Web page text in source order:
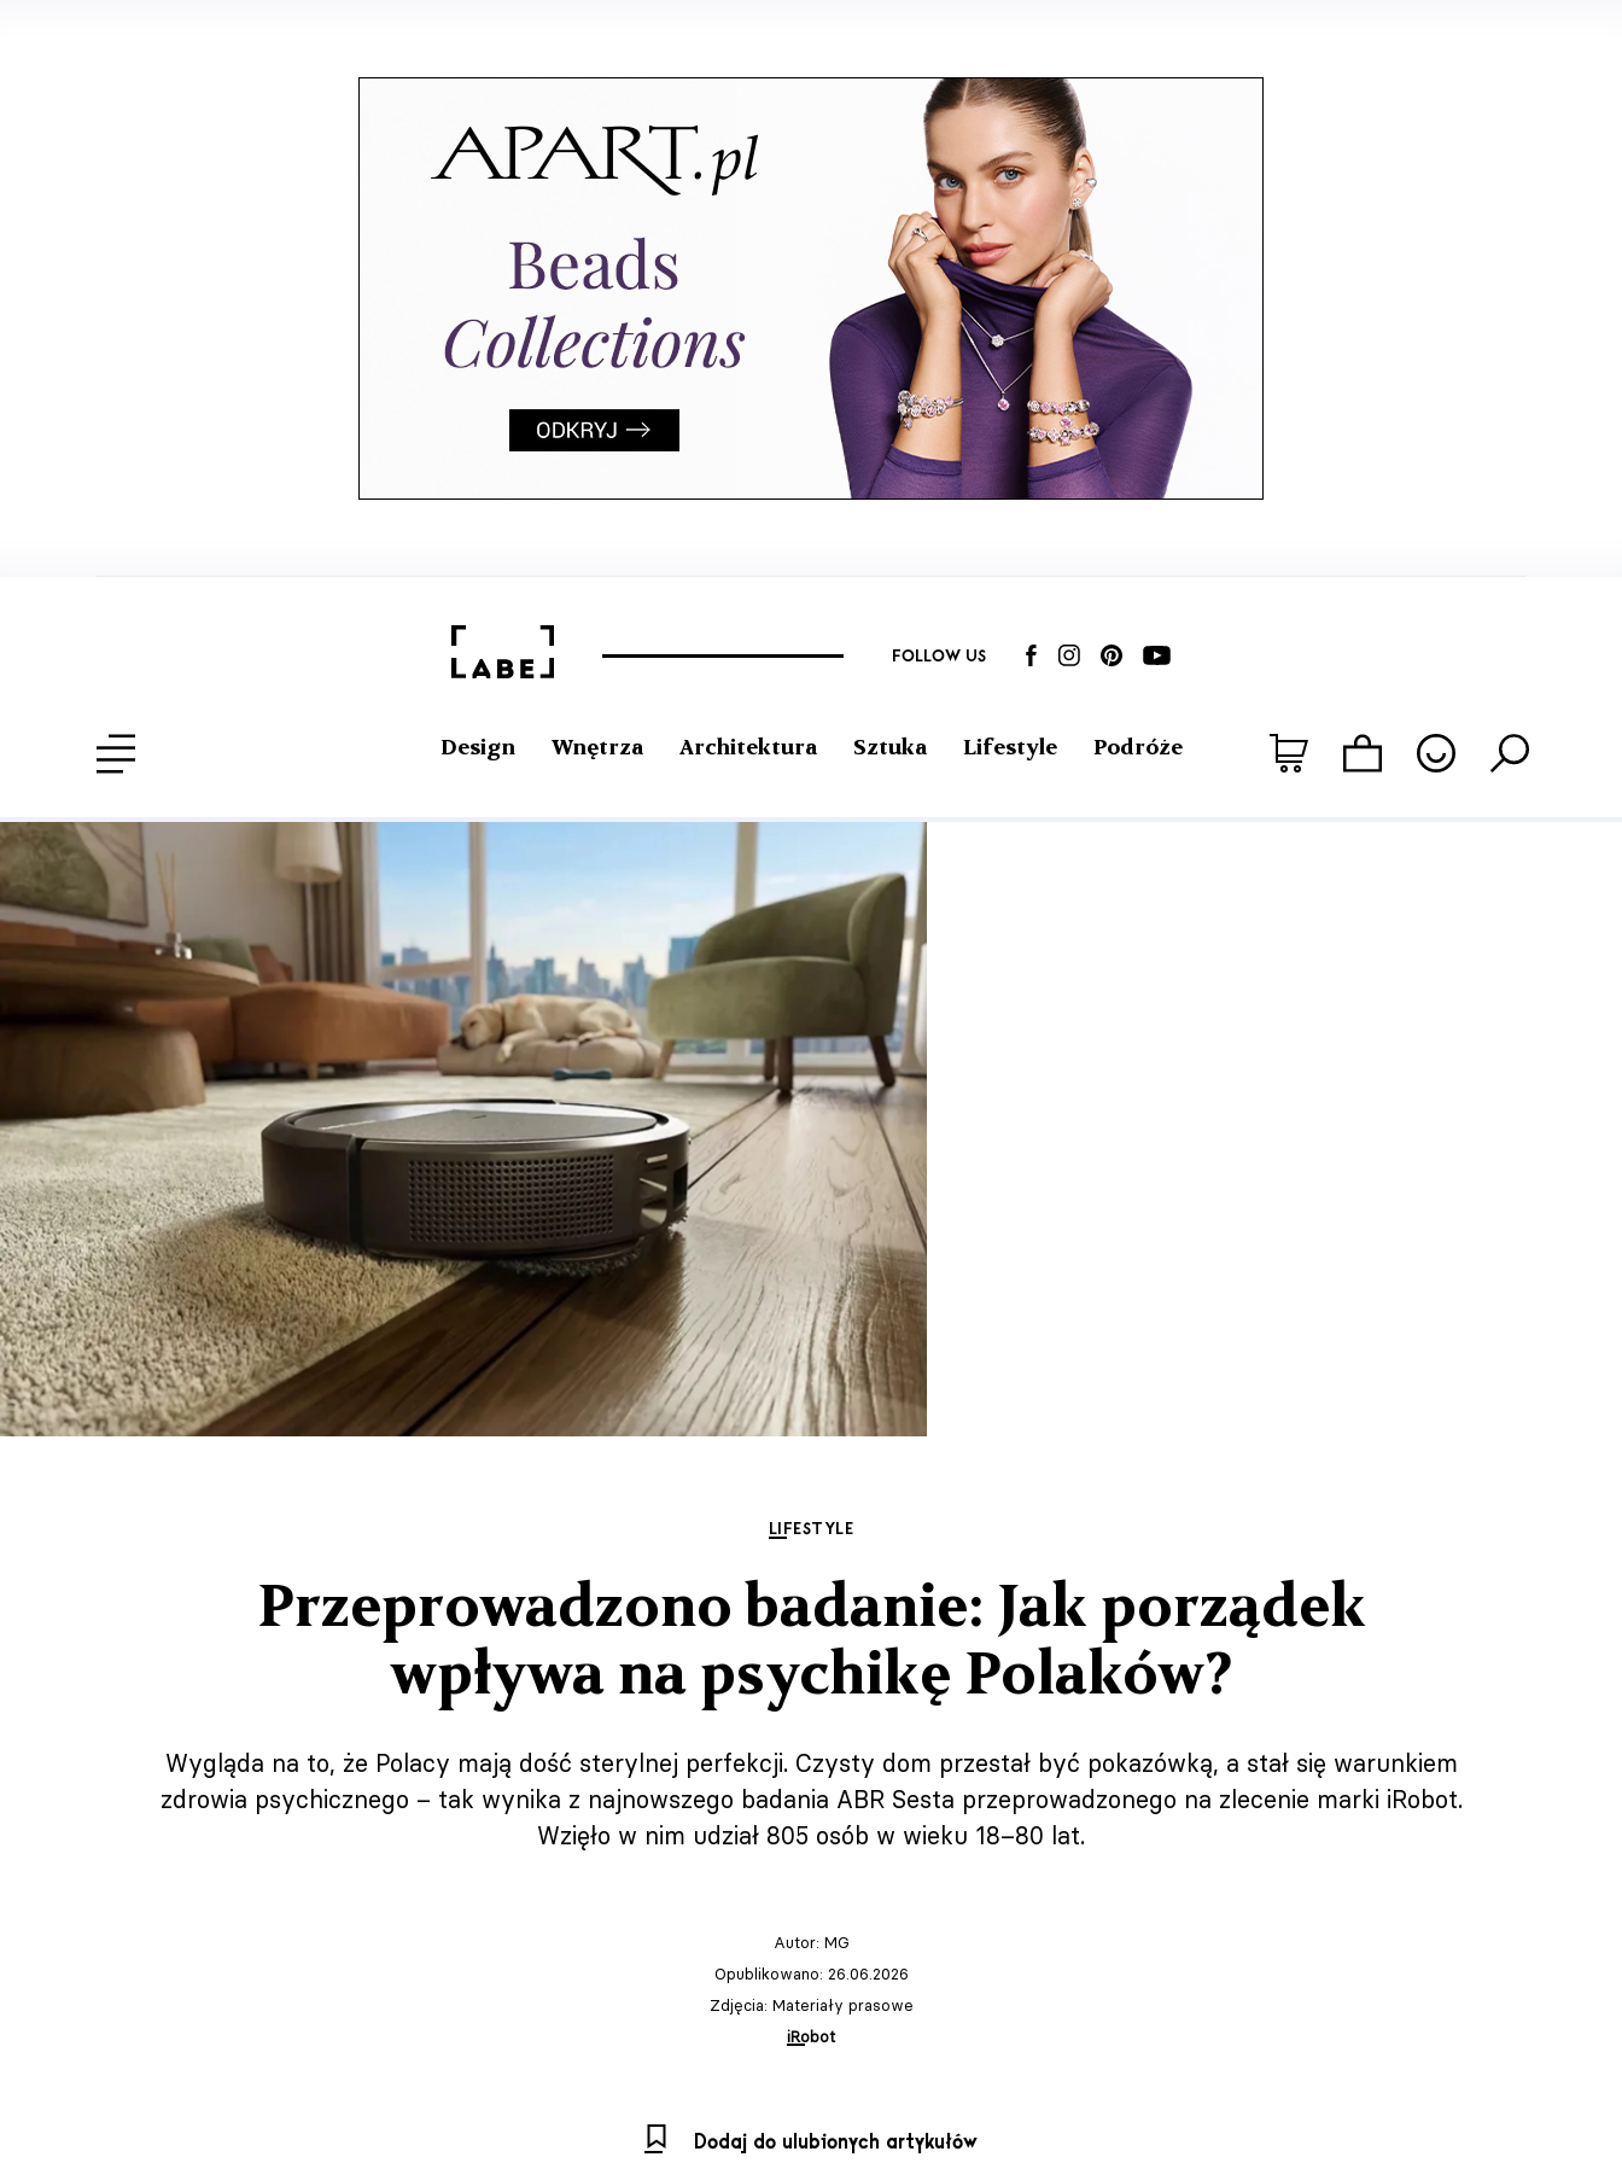
FOLLOW US
Design Wnętrza Architektura Sztuka Lifestyle Podróże
LIFESTYLE
Przeprowadzono badanie: Jak porządek
wpływa na psychikę Polaków?
Wygląda na to, że Polacy mają dość sterylnej perfekcji. Czysty dom przestał być pokazówką, a stał się warunkiem
zdrowia psychicznego – tak wynika z najnowszego badania ABR Sesta przeprowadzonego na zlecenie marki iRobot.
Wzięło w nim udział 805 osób w wieku 18–80 lat.
Autor: MG
Opublikowano: 26.06.2026
Zdjęcia: Materiały prasowe
iRobot
Dodaj do ulubionych artykułów